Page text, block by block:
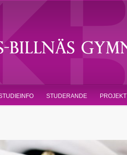
STUDERANDE PROJEKT